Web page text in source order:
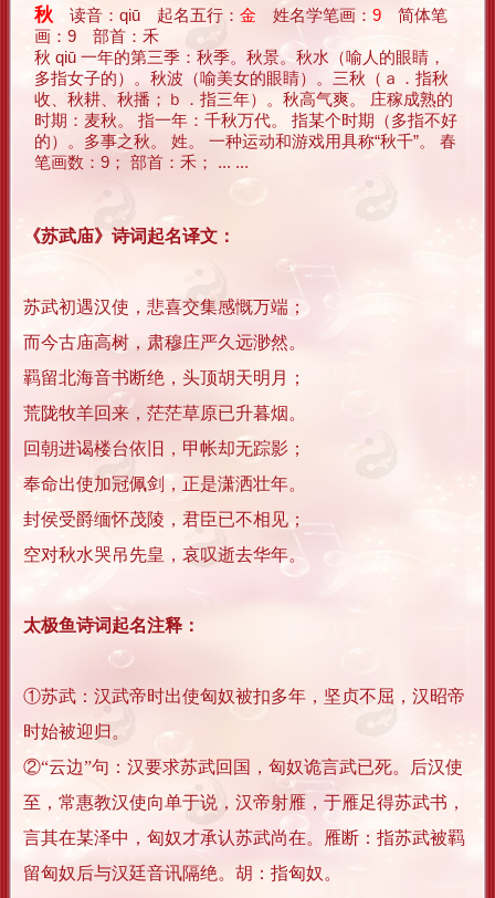
秋 读音：qiū 起名五行： 金 姓名学笔画： 9 简体笔
画：9 部首：禾
秋 qiū 一年的第三季：秋季。秋景。秋水（喻人的眼睛，
多指女子的）。秋波（喻美女的眼睛）。三秋（ａ．指秋
收、秋耕、秋播；ｂ．指三年）。秋高气爽。 庄稼成熟的
时期：麦秋。 指一年：千秋万代。 指某个时期（多指不好
的）。多事之秋。 姓。 一种运动和游戏用具称“秋千”。 春
笔画数：9； 部首：禾； ... ...
《苏武庙》诗词起名译文：
苏武初遇汉使，悲喜交集感慨万端；
而今古庙高树，肃穆庄严久远渺然。
羁留北海音书断绝，头顶胡天明月；
荒陇牧羊回来，茫茫草原已升暮烟。
回朝进谒楼台依旧，甲帐却无踪影；
奉命出使加冠佩剑，正是潇洒壮年。
封侯受爵缅怀茂陵，君臣已不相见；
空对秋水哭吊先皇，哀叹逝去华年。
太极鱼诗词起名注释：
①苏武：汉武帝时出使匈奴被扣多年，坚贞不屈，汉昭帝
时始被迎归。
②“云边”句：汉要求苏武回国，匈奴诡言武已死。后汉使
至，常惠教汉使向单于说，汉帝射雁，于雁足得苏武书，
言其在某泽中，匈奴才承认苏武尚在。雁断：指苏武被羁
留匈奴后与汉廷音讯隔绝。胡：指匈奴。